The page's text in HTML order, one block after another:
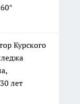
Курского
лет